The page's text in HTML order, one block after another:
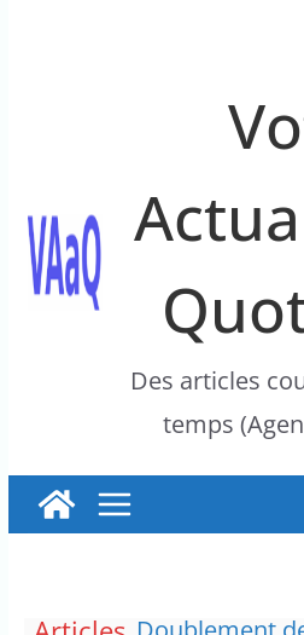
Des articles
temps
La justice dit